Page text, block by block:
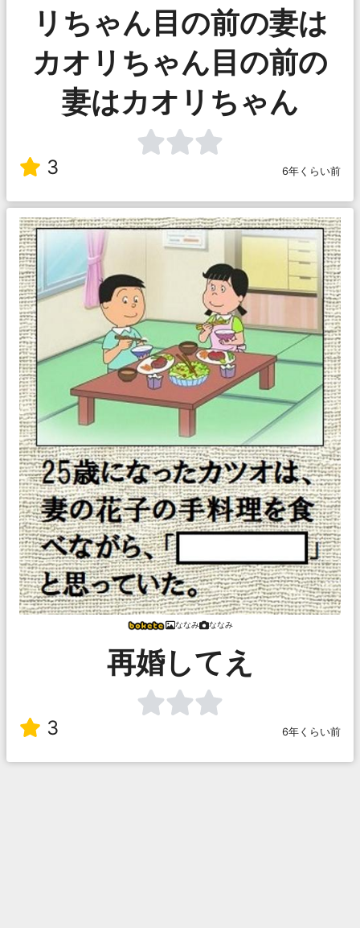
リちゃん目の前の妻は
カオリちゃん目の前の
妻はカオリちゃん
3 6年くらい前
ななみ ななみ
再婚してえ
3 6年くらい前